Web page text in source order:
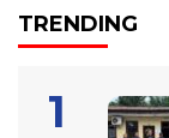
TRENDING